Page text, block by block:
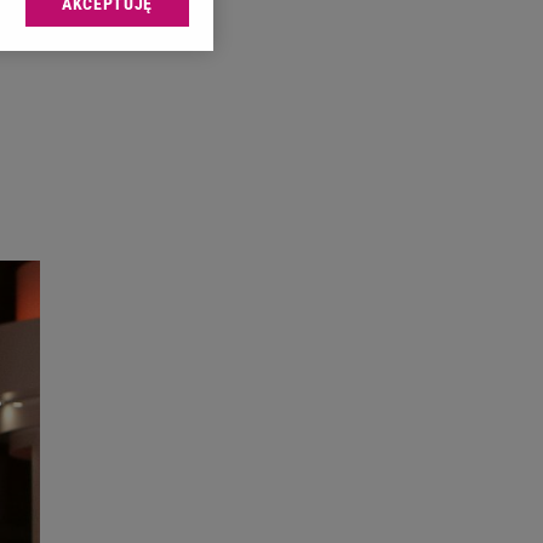
sp. z o.o., jej
Zmiana ustawień
celów identyfikacji.